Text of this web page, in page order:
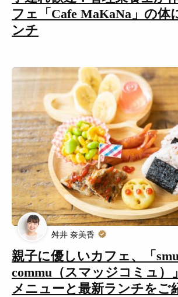
フェ「Cafe MaKaNa」の体
ンチ
親子に優しいカフェ、「
commu（スマッジコミュ）
メニューと最新ランチをご
舛井 奈美香